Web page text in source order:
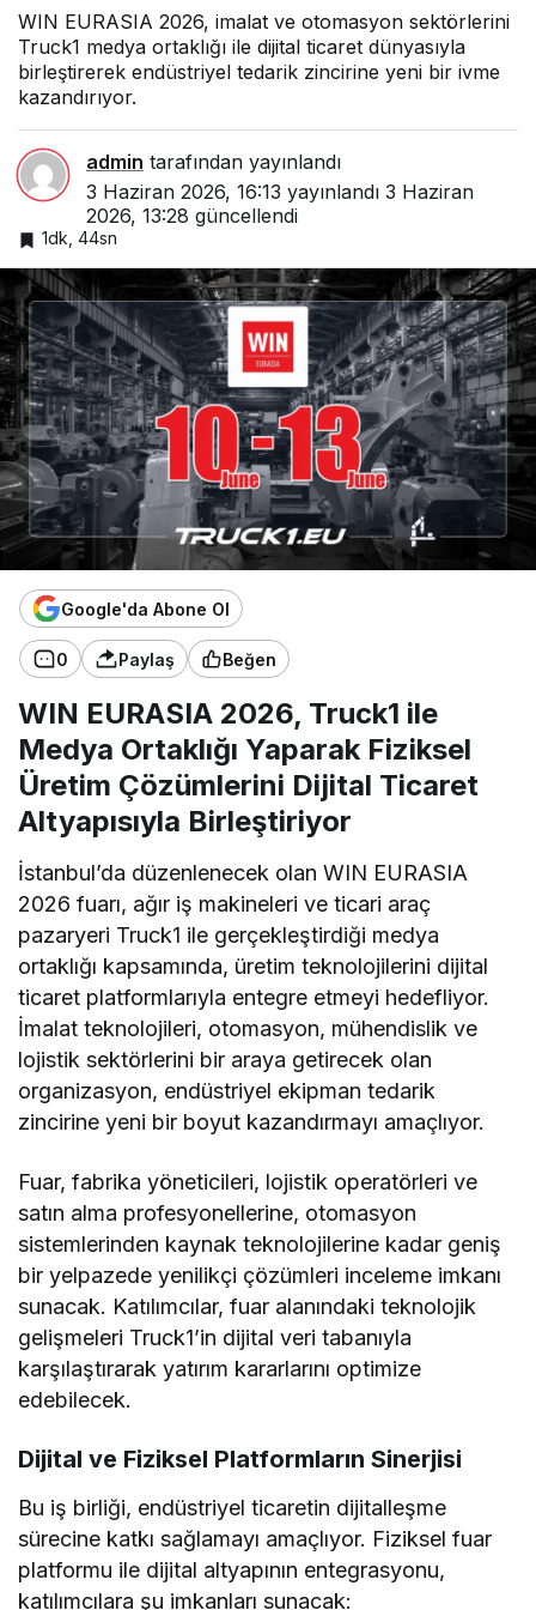
WIN EURASIA 2026, imalat ve otomasyon sektörlerini
Truck1 medya ortaklığı ile dijital ticaret dünyasıyla
birleştirerek endüstriyel tedarik zincirine yeni bir ivme
kazandırıyor.
admin tarafından yayınlandı
3 Haziran 2026, 16:13 yayınlandı 3 Haziran
2026, 13:28 güncellendi
1dk, 44sn
Google'da Abone Ol
0 Paylaş Beğen
WIN EURASIA 2026, Truck1 ile
Medya Ortaklığı Yaparak Fiziksel
Üretim Çözümlerini Dijital Ticaret
Altyapısıyla Birleştiriyor
İstanbul’da düzenlenecek olan WIN EURASIA
2026 fuarı, ağır iş makineleri ve ticari araç
pazaryeri Truck1 ile gerçekleştirdiği medya
ortaklığı kapsamında, üretim teknolojilerini dijital
ticaret platformlarıyla entegre etmeyi hedefliyor.
İmalat teknolojileri, otomasyon, mühendislik ve
lojistik sektörlerini bir araya getirecek olan
organizasyon, endüstriyel ekipman tedarik
zincirine yeni bir boyut kazandırmayı amaçlıyor.
Fuar, fabrika yöneticileri, lojistik operatörleri ve
satın alma profesyonellerine, otomasyon
sistemlerinden kaynak teknolojilerine kadar geniş
bir yelpazede yenilikçi çözümleri inceleme imkanı
sunacak. Katılımcılar, fuar alanındaki teknolojik
gelişmeleri Truck1’in dijital veri tabanıyla
karşılaştırarak yatırım kararlarını optimize
edebilecek.
Dijital ve Fiziksel Platformların Sinerjisi
Bu iş birliği, endüstriyel ticaretin dijitalleşme
sürecine katkı sağlamayı amaçlıyor. Fiziksel fuar
platformu ile dijital altyapının entegrasyonu,
katılımcılara şu imkanları sunacak: